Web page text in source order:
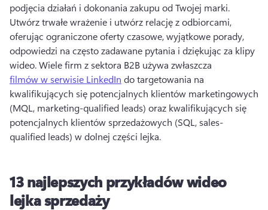
Utwórz trwałe wrażenie i utwórz relację z odbiorcami,
oferując ograniczone oferty czasowe, wyjątkowe porady,
odpowiedzi na często zadawane pytania i dziękując za klipy
wideo. Wiele firm z sektora B2B używa zwłaszcza
filmów w serwisie LinkedIn do targetowania na
kwalifikujących się potencjalnych klientów marketingowych
(MQL, marketing-qualified leads) oraz kwalifikujących się
potencjalnych klientów sprzedażowych (SQL, sales-
qualified leads) w dolnej części lejka.
13 najlepszych przykładów wideo
lejka sprzedaży